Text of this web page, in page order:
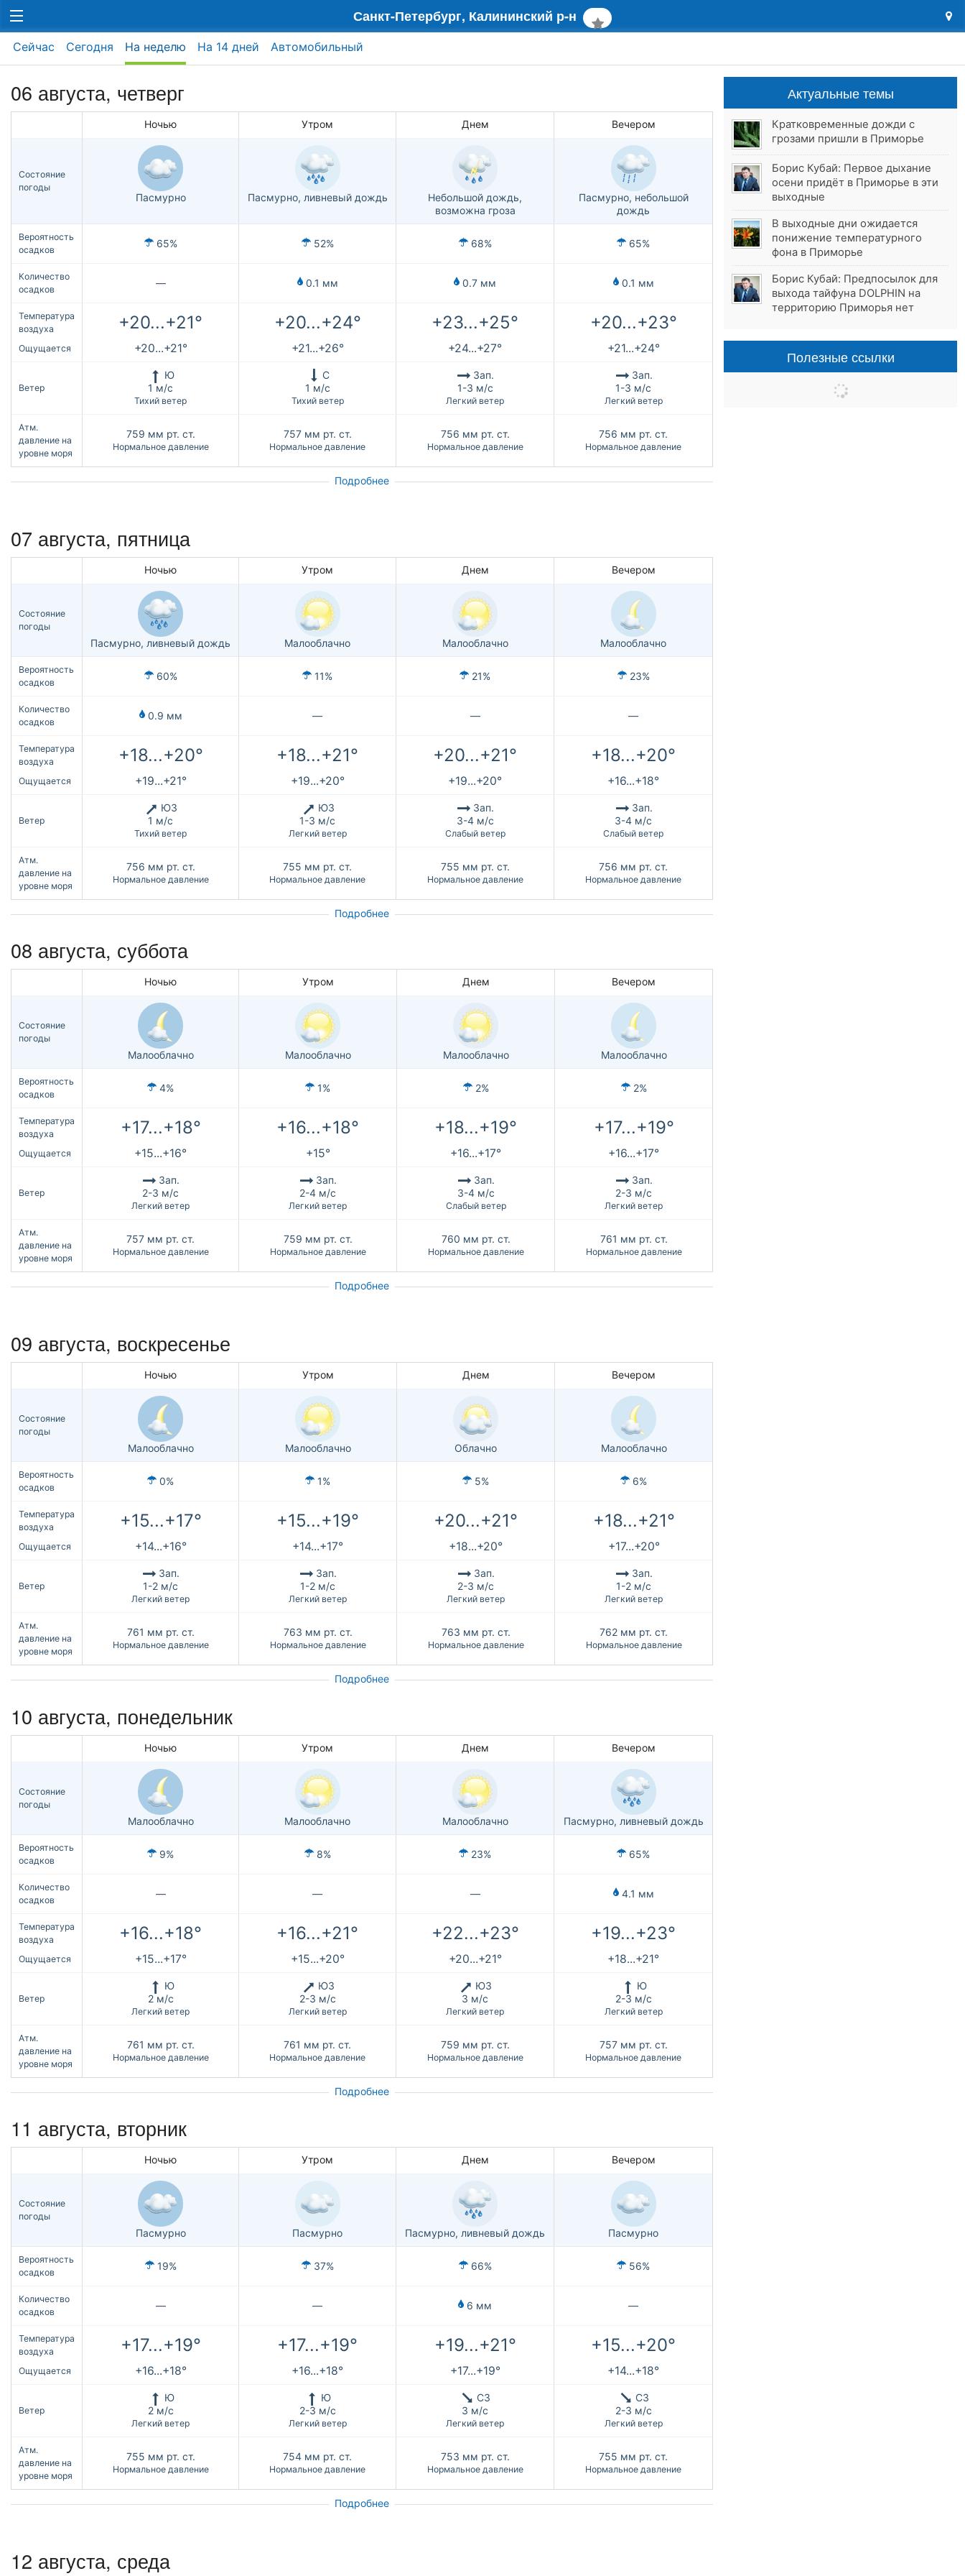
Санкт-Петербург, Калининский р-н
Сейчас Сегодня На неделю На 14 дней Автомобильный
06 августа, четверг
Ночью Утром Днем Вечером
Состояние
погоды
Пасмурно Пасмурно, ливневый дождь
Небольшой дождь,
возможна гроза
Пасмурно, небольшой
дождь
Вероятность
осадков
65% 52% 68% 65%
Количество
осадков
— 0.1 мм 0.7 мм 0.1 мм
Температура
воздуха
+20...+21° +20...+24° +23...+25° +20...+23°
Ощущается +20...+21° +21...+26° +24...+27° +21...+24°
Ветер
Ю
1 м/с
Тихий ветер
С
1 м/с
Тихий ветер
Зап.
1-3 м/с
Легкий ветер
Зап.
1-3 м/с
Легкий ветер
Атм.
давление на
уровне моря
759 мм рт. ст.
Нормальное давление
757 мм рт. ст.
Нормальное давление
756 мм рт. ст.
Нормальное давление
756 мм рт. ст.
Нормальное давление
Подробнее
07 августа, пятница
Ночью Утром Днем Вечером
Состояние
погоды
Пасмурно, ливневый дождь Малооблачно Малооблачно Малооблачно
Вероятность
осадков
60% 11% 21% 23%
Количество
осадков
0.9 мм — — —
Температура
воздуха
+18...+20° +18...+21° +20...+21° +18...+20°
Ощущается +19...+21° +19...+20° +19...+20° +16...+18°
Ветер
ЮЗ
1 м/с
Тихий ветер
ЮЗ
1-3 м/с
Легкий ветер
Зап.
3-4 м/с
Слабый ветер
Зап.
3-4 м/с
Слабый ветер
Атм.
давление на
уровне моря
756 мм рт. ст.
Нормальное давление
755 мм рт. ст.
Нормальное давление
755 мм рт. ст.
Нормальное давление
756 мм рт. ст.
Нормальное давление
Подробнее
08 августа, суббота
Ночью Утром Днем Вечером
Состояние
погоды
Малооблачно Малооблачно Малооблачно Малооблачно
Вероятность
осадков
4% 1% 2% 2%
Температура
воздуха
+17...+18° +16...+18° +18...+19° +17...+19°
Ощущается +15...+16° +15° +16...+17° +16...+17°
Ветер
Зап.
2-3 м/с
Легкий ветер
Зап.
2-4 м/с
Легкий ветер
Зап.
3-4 м/с
Слабый ветер
Зап.
2-3 м/с
Легкий ветер
Атм.
давление на
уровне моря
757 мм рт. ст.
Нормальное давление
759 мм рт. ст.
Нормальное давление
760 мм рт. ст.
Нормальное давление
761 мм рт. ст.
Нормальное давление
Подробнее
09 августа, воскресенье
Ночью Утром Днем Вечером
Состояние
погоды
Малооблачно Малооблачно Облачно Малооблачно
Вероятность
осадков
0% 1% 5% 6%
Температура
воздуха
+15...+17° +15...+19° +20...+21° +18...+21°
Ощущается +14...+16° +14...+17° +18...+20° +17...+20°
Ветер
Зап.
1-2 м/с
Легкий ветер
Зап.
1-2 м/с
Легкий ветер
Зап.
2-3 м/с
Легкий ветер
Зап.
1-2 м/с
Легкий ветер
Атм.
давление на
уровне моря
761 мм рт. ст.
Нормальное давление
763 мм рт. ст.
Нормальное давление
763 мм рт. ст.
Нормальное давление
762 мм рт. ст.
Нормальное давление
Подробнее
10 августа, понедельник
Ночью Утром Днем Вечером
Состояние
погоды
Малооблачно Малооблачно Малооблачно Пасмурно, ливневый дождь
Вероятность
осадков
9% 8% 23% 65%
Количество
осадков
— — — 4.1 мм
Температура
воздуха
+16...+18° +16...+21° +22...+23° +19...+23°
Ощущается +15...+17° +15...+20° +20...+21° +18...+21°
Ветер
Ю
2 м/с
Легкий ветер
ЮЗ
2-3 м/с
Легкий ветер
ЮЗ
3 м/с
Легкий ветер
Ю
2-3 м/с
Легкий ветер
Атм.
давление на
уровне моря
761 мм рт. ст.
Нормальное давление
761 мм рт. ст.
Нормальное давление
759 мм рт. ст.
Нормальное давление
757 мм рт. ст.
Нормальное давление
Подробнее
11 августа, вторник
Ночью Утром Днем Вечером
Состояние
погоды
Пасмурно Пасмурно Пасмурно, ливневый дождь Пасмурно
Вероятность
осадков
19% 37% 66% 56%
Количество
осадков
— — 6 мм —
Температура
воздуха
+17...+19° +17...+19° +19...+21° +15...+20°
Ощущается +16...+18° +16...+18° +17...+19° +14...+18°
Ветер
Ю
2 м/с
Легкий ветер
Ю
2-3 м/с
Легкий ветер
СЗ
3 м/с
Легкий ветер
СЗ
2-3 м/с
Легкий ветер
Атм.
давление на
уровне моря
755 мм рт. ст.
Нормальное давление
754 мм рт. ст.
Нормальное давление
753 мм рт. ст.
Нормальное давление
755 мм рт. ст.
Нормальное давление
Подробнее
12 августа, среда
Актуальные темы
Кратковременные дожди с
грозами пришли в Приморье
Борис Кубай: Первое дыхание
осени придёт в Приморье в эти
выходные
В выходные дни ожидается
понижение температурного
фона в Приморье
Борис Кубай: Предпосылок для
выхода тайфуна DOLPHIN на
территорию Приморья нет
Полезные ссылки